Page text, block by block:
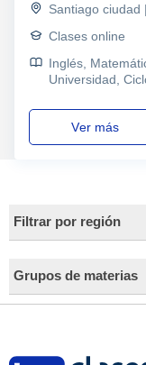
Santiago ciudad
Clases online
Inglés,
Universidad,
ver más
Filtrar por región
Grupos de materias